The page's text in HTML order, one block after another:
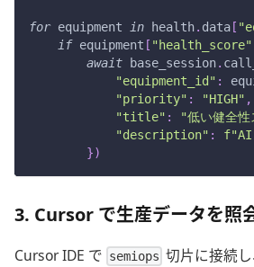
for equipment in health. data [
if equipment [ "health_score"
await base_session.
"equipment_id" :
"priority" : "HIGH" ,
"title" : "低い健全
"description" :
f"AI
})
3. Cursor で生産データを照
Cursor IDE で semiops 切片に接続